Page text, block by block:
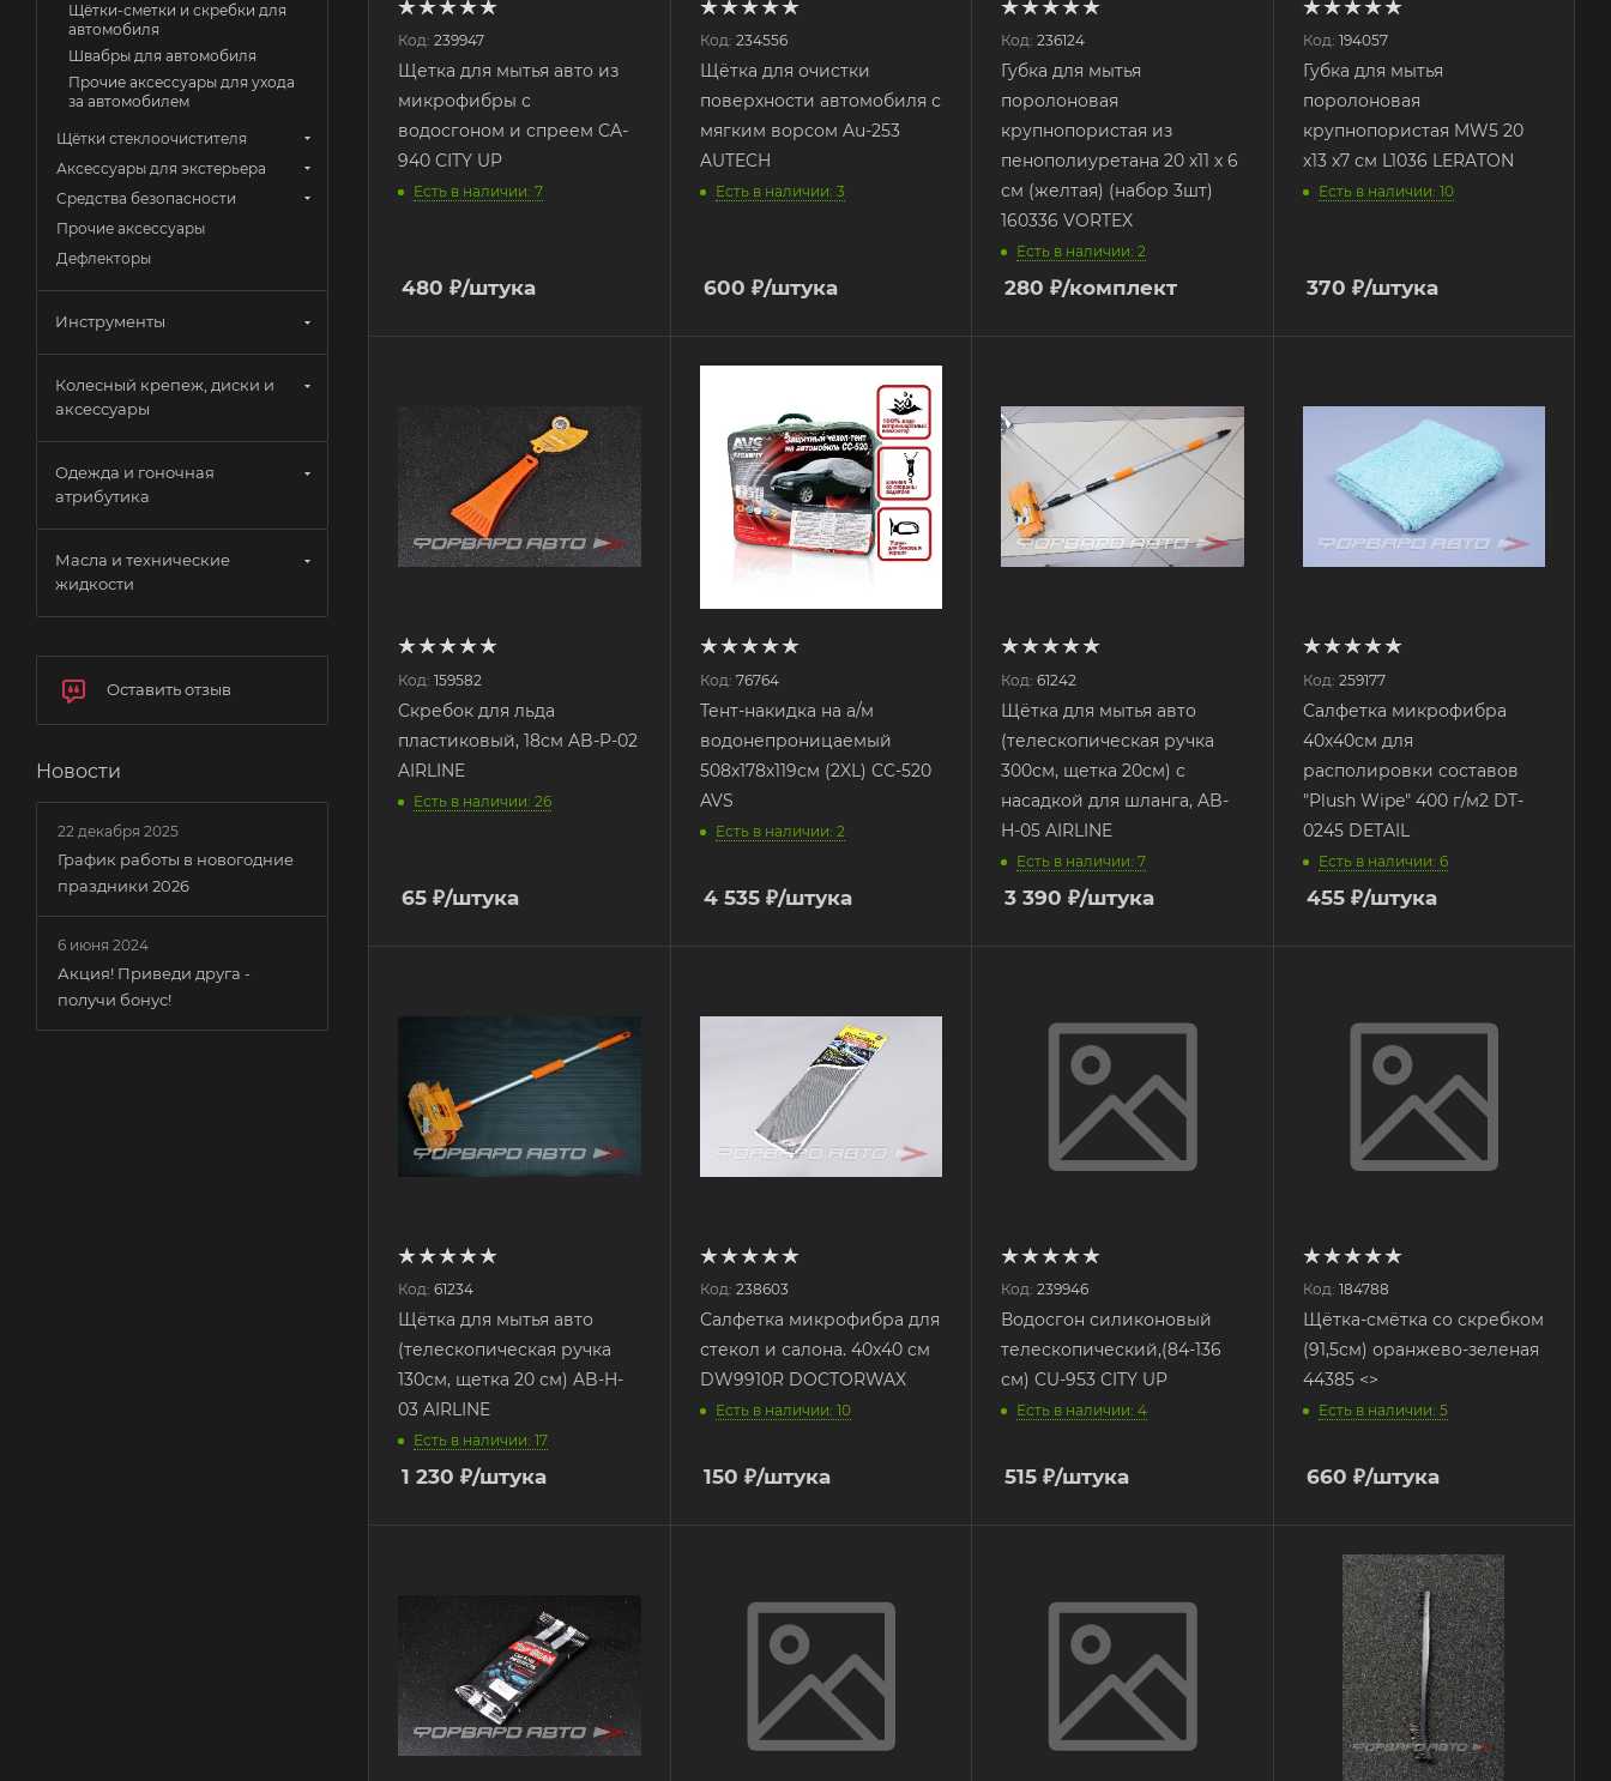
Код: 239947
Щетка для мытья авто из
микрофибры с
водосгоном и спреем CA-
940 CITY UP
Есть в наличии: 7
480 ₽/штука
Код: 234556
Щётка для очистки
поверхности автомобиля с
мягким ворсом Au-253
AUTECH
Есть в наличии: 3
600 ₽/штука
Код: 236124
Губка для мытья
поролоновая
крупнопористая из
пенополиуретана 20 х11 х 6
см (желтая) (набор 3шт)
160336 VORTEX
Есть в наличии: 2
280 ₽/комплект
Код: 194057
Губка для мытья
поролоновая
крупнопористая MW5 20
х13 х7 см L1036 LERATON
Есть в наличии: 10
370 ₽/штука
Код: 159582
Скребок для льда
пластиковый, 18см AB-P-02
AIRLINE
Есть в наличии: 26
65 ₽/штука
Код: 76764
Тент-накидка на а/м
водонепроницаемый
508х178х119см (2XL) CC-520
AVS
Есть в наличии: 2
4 535₽/штука
Код: 61242
Щётка для мытья авто
(телескопическая ручка
300см, щетка 20см) с
насадкой для шланга, AB-
H-05 AIRLINE
Есть в наличии: 7
3 390 ₽/штука
Код: 259177
Салфетка микрофибра
40х40см для
располировки составов
"Plush Wipe" 400 г/м2 DT-
0245 DETAIL
Есть в наличии: 6
455₽/штука
Код: 61234
Щётка для мытья авто
(телескопическая ручка
130см, щетка 20 см) AB-H-
03 AIRLINE
Есть в наличии: 17
1 230 ₽/штука
Код: 238603
Салфетка микрофибра для
стекол и салона. 40x40 см
DW9910R DOCTORWAX
Есть в наличии: 10
150 ₽/штука
Код: 239946
Водосгон силиконовый
телескопический,(84-136
см) CU-953 CITY UP
Есть в наличии: 4
515 ₽/штука
Код: 184788
Щётка-смётка со скребком
(91,5см) оранжево-зеленая
44385 <>
Есть в наличии: 5
660 ₽/штука
Щётки-сметки и скребки для
автомобиля
Швабры для автомобиля
Прочие аксессуары для ухода
за автомобилем
Щётки стеклоочистителя
Аксессуары для экстерьера
Средства безопасности
Прочие аксессуары
Дефлекторы
Инструменты
Колесный крепеж, диски и
аксессуары
Одежда и гоночная
атрибутика
Масла и технические
жидкости
Оставить отзыв
Новости
22 декабря 2025
График работы в новогодние
праздники 2026
6 июня 2024
Акция! Приведи друга -
получи бонус!